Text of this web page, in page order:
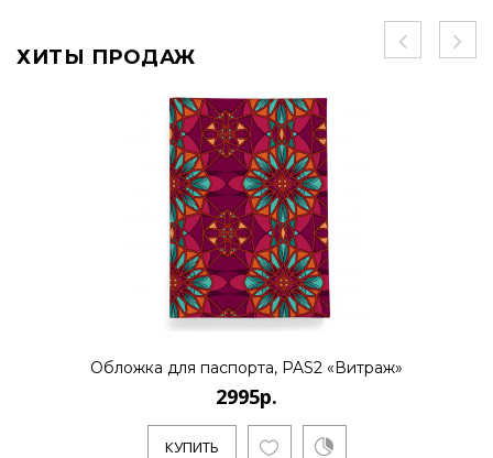
ХИТЫ ПРОДАЖ
Обложка для паспорта, PAS2 «Витраж»
2995р.
КУПИТЬ